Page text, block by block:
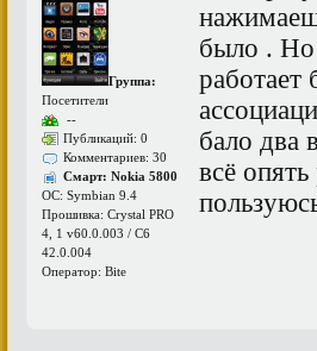
Группа:
Посетители
--
Публикаций: 0
Комментариев: 30
Смарт: Nokia 5800
ОС: Symbian 9.4
Прошивка: Crystal PRO
4, 1 v60.0.003 / C6
42.0.004
Оператор: Bite
было . Но
работает
бало два
всё